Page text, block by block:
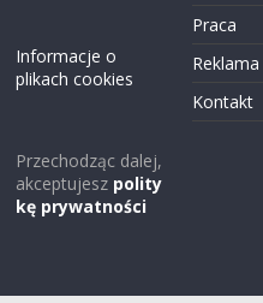
Informacje o
plikach cookies
Przechodząc dalej,
akceptujesz polity
kę prywatności
Praca
Reklama
Kontakt